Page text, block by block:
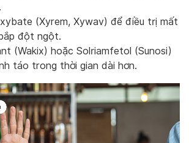
(Xyrem, Xywav) để điều trị mất
đột ngột.
(Wakix) hoặc Solriamfetol (Sunosi)
táo trong thời gian dài hơn.